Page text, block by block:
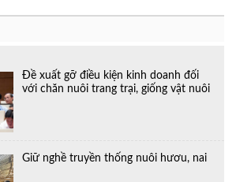
Đề xuất gỡ điều kiện kinh doanh đối
với chăn nuôi trang trại, giống vật nuôi
Giữ nghề truyền thống nuôi hươu, nai